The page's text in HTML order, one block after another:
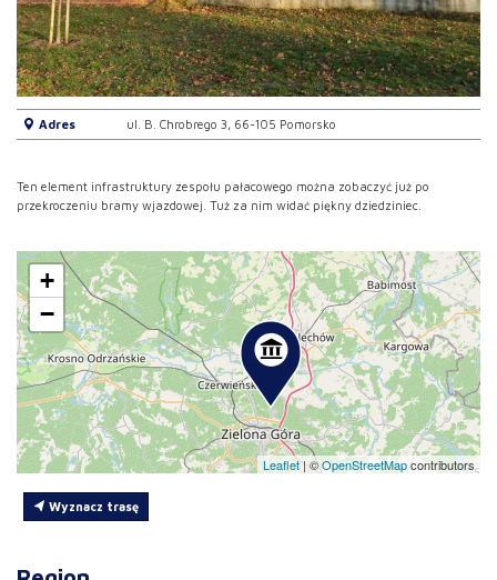
Adres ul. B. Chrobrego 3, 66-105 Pomorsko
Ten element infrastruktury zespołu pałacowego można zobaczyć już po
przekroczeniu bramy wjazdowej. Tuż za nim widać piękny dziedziniec.
+
−
Leaflet|©OpenStreetMapcontributors
Wyznacz trasę